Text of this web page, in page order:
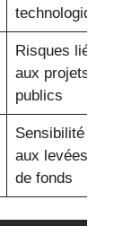
technologique
Risques liés
aux projets
publics
Sensibilité
aux levées
de fonds